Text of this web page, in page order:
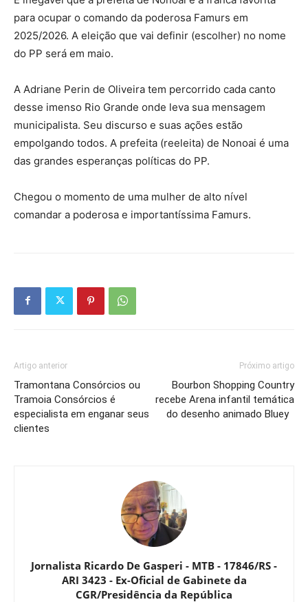
para ocupar o comando da poderosa Famurs em
2025/2026. A eleição que vai definir (escolher) no nome
do PP será em maio.
A Adriane Perin de Oliveira tem percorrido cada canto
desse imenso Rio Grande onde leva sua mensagem
municipalista. Seu discurso e suas ações estão
empolgando todos. A prefeita (reeleita) de Nonoai é uma
das grandes esperanças políticas do PP.
Chegou o momento de uma mulher de alto nível
comandar a poderosa e importantíssima Famurs.
Artigo anterior
Tramontana Consórcios ou
Tramoia Consórcios é
especialista em enganar seus
clientes
Próximo artigo
Bourbon Shopping Country
recebe Arena infantil temática
do desenho animado Bluey
Jornalista Ricardo De Gasperi - MTB - 17846/RS -
ARI 3423 - Ex-Oficial de Gabinete da
CGR/Presidência da República